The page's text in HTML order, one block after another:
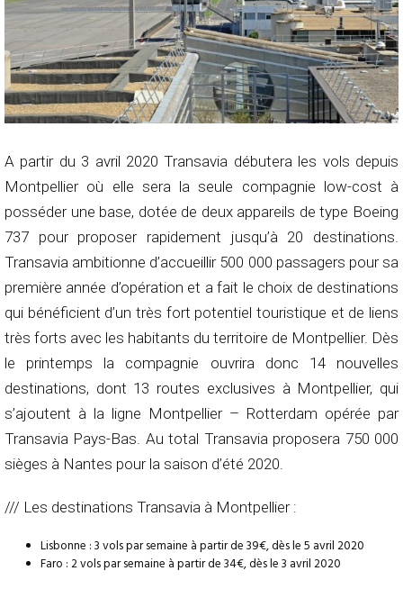
A partir du 3 avril 2020 Transavia débutera les vols depuis
Montpellier où elle sera la seule compagnie low-cost à
posséder une base, dotée de deux appareils de type Boeing
737 pour proposer rapidement jusqu’à 20 destinations.
Transavia ambitionne d’accueillir 500 000 passagers pour sa
première année d’opération et a fait le choix de destinations
qui bénéficient d’un très fort potentiel touristique et de liens
très forts avec les habitants du territoire de Montpellier. Dès
le printemps la compagnie ouvrira donc 14 nouvelles
destinations, dont 13 routes exclusives à Montpellier, qui
s’ajoutent à la ligne Montpellier – Rotterdam opérée par
Transavia Pays-Bas. Au total Transavia proposera 750 000
sièges à Nantes pour la saison d’été 2020.
/// Les destinations Transavia à Montpellier :
Lisbonne : 3 vols par semaine à partir de 39€, dès le 5 avril 2020
Faro : 2 vols par semaine à partir de 34€, dès le 3 avril 2020